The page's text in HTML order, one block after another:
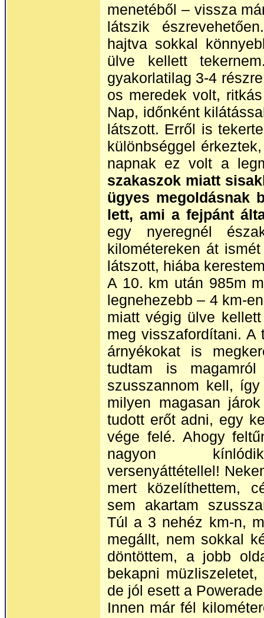
menetéből – vissza
látszik
hajtva sokkal
ülve kellett
gyakorlatilag 3-4
os meredek volt,
Nap, időnként
látszott. Erről is
különbséggel
napnak ez volt a
szakaszok miatt
ügyes megoldásnak
lett, ami a fejpánt
egy nyeregnél
kilométereken át
látszott, hiába
A 10. km után 985m
legnehezebb – 4 km-
miatt végig ülve
meg visszafordítani. A
árnyékokat is
tudtam is
szusszannom kell,
milyen magasan
tudott erőt adni, egy
vége felé. Ahogy
nagyon
versenyáttétellel!
mert közelíthettem,
sem akartam
Túl a 3 nehéz km-n,
megállt, nem sokkal
döntöttem, a jobb
bekapni
de jól esett a
Innen már fél